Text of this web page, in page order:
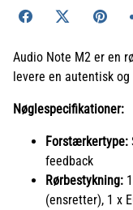
Audio Note M2 er en
levere en autentisk
Nøglespecifikationer:
Forstærkertype:
feedback
Rørbestykning:
(ensretter), 1 x